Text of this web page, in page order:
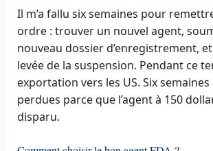
Il m’a fallu six semaines pour
ordre : trouver un nouvel agent,
nouveau dossier d’enregistrement,
levée de la suspension. Pendant ce
exportation vers les US. Six semaines
perdues parce que l’agent à 150
disparu.